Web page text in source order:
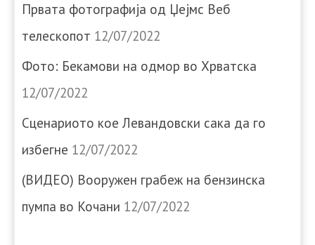
Првата фотографија од Џејмс Веб
телескопот 12/07/2022
Фото: Бекамови на одмор во Хрватска
12/07/2022
Сценариото кое Левандовски сака да го
избегне 12/07/2022
(ВИДЕО) Вооружен грабеж на бензинска
пумпа во Кочани 12/07/2022